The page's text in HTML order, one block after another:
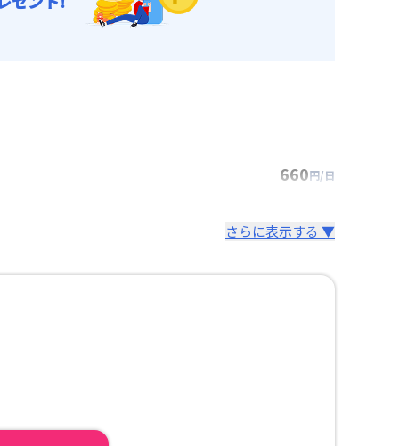
660円/日
さらに表示する ▼